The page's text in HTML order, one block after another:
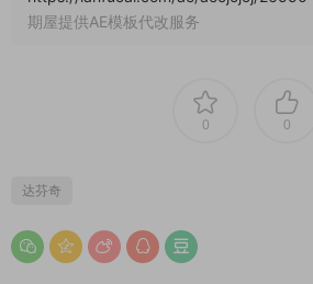
期屋提供AE模板代改服务
0 0
达芬奇